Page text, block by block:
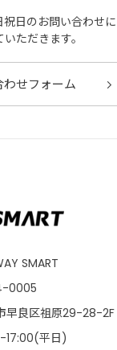
祝日のお問い合わせ
ただきます。
わせフォーム
SMART
0005
早良区祖原29-28-2F
17:00(平日)